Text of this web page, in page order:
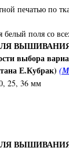
печатью по
белый поля со
выбора
Е.Кубрак)
25, 36 мм